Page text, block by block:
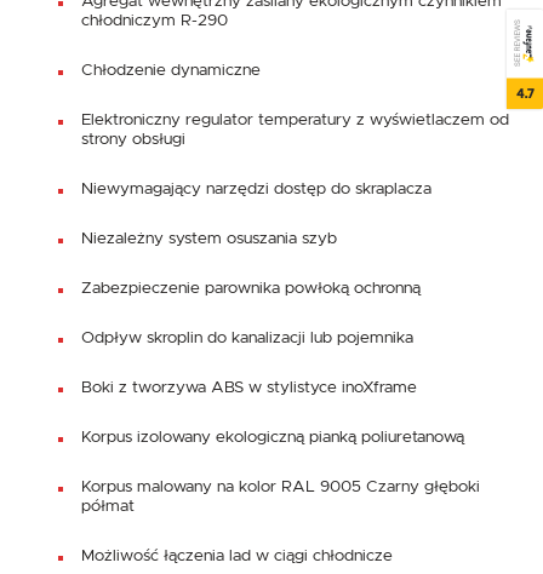
chłodniczym R-290
Chłodzenie dynamiczne
Elektroniczny regulator temperatury z wyświetlaczem od
strony obsługi
Niewymagający narzędzi dostęp do skraplacza
Niezależny system osuszania szyb
Zabezpieczenie parownika powłoką ochronną
Odpływ skroplin do kanalizacji lub pojemnika
Boki z tworzywa ABS w stylistyce inoXframe
Korpus izolowany ekologiczną pianką poliuretanową
Korpus malowany na kolor RAL 9005 Czarny głęboki
półmat
Możliwość łączenia lad w ciągi chłodnicze
SEE REVIEWS
4.7